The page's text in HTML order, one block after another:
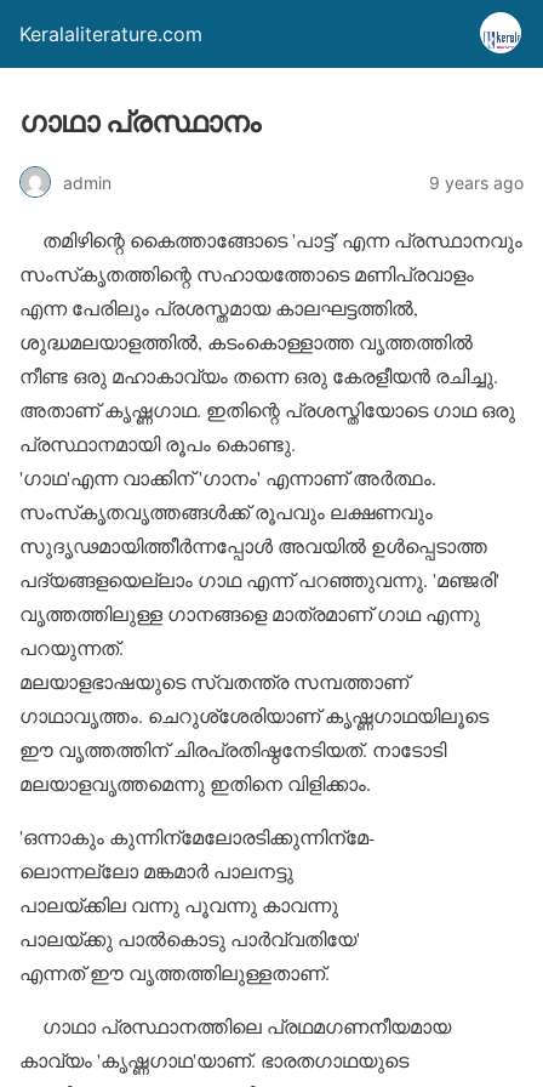
Keralaliterature.com
ഗാഥാ പ്രസ്ഥാനം
admin 9 years ago
തമിഴിന്റെ കൈത്താങ്ങോടെ 'പാട്ട്' എന്ന പ്രസ്ഥാനവും
സംസ്‌കൃതത്തിന്റെ സഹായത്തോടെ മണിപ്രവാളം
എന്ന പേരിലും പ്രശസ്തമായ കാലഘട്ടത്തില്‍,
ശുദ്ധമലയാളത്തില്‍, കടംകൊള്ളാത്ത വൃത്തത്തില്‍
നീണ്ട ഒരു മഹാകാവ്യം തന്നെ ഒരു കേരളീയന്‍ രചിച്ചു.
അതാണ് കൃഷ്ണഗാഥ. ഇതിന്റെ പ്രശസ്തിയോടെ ഗാഥ ഒരു
പ്രസ്ഥാനമായി രൂപം കൊണ്ടു.
'ഗാഥ'എന്ന വാക്കിന് 'ഗാനം' എന്നാണ് അര്‍ത്ഥം.
സംസ്‌കൃതവൃത്തങ്ങള്‍ക്ക് രൂപവും ലക്ഷണവും
സുദൃഢമായിത്തീര്‍ന്നപ്പോള്‍ അവയില്‍ ഉള്‍പ്പെടാത്ത
പദ്യങ്ങളയെല്ലാം ഗാഥ എന്ന് പറഞ്ഞുവന്നു. 'മഞ്ജരി'
വൃത്തത്തിലുള്ള ഗാനങ്ങളെ മാത്രമാണ് ഗാഥ എന്നു
പറയുന്നത്.
മലയാളഭാഷയുടെ സ്വതന്ത്ര സമ്പത്താണ്
ഗാഥാവൃത്തം. ചെറുശ്‌ശേരിയാണ് കൃഷ്ണഗാഥയിലൂടെ
ഈ വൃത്തത്തിന് ചിരപ്രതിഷ്ഠനേടിയത്. നാടോടി
മലയാളവൃത്തമെന്നു ഇതിനെ വിളിക്കാം.
'ഒന്നാകും കുന്നിന്‌മേലോരടിക്കുന്നിന്‌മേ-
ലൊന്നല്ലോ മങ്കമാര്‍ പാലനട്ടു
പാലയ്ക്കില വന്നു പൂവന്നു കാവന്നു
പാലയ്ക്കു പാല്‍കൊടു പാര്‍വ്വതിയേ'
എന്നത് ഈ വൃത്തത്തിലുള്ളതാണ്.
ഗാഥാ പ്രസ്ഥാനത്തിലെ പ്രഥമഗണനീയമായ
കാവ്യം 'കൃഷ്ണഗാഥ'യാണ്. ഭാരതഗാഥയുടെ